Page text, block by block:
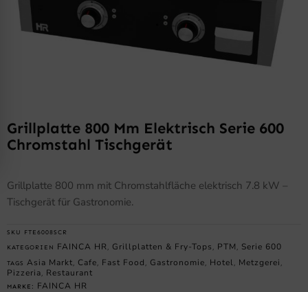
Grillplatte 800 Mm Elektrisch Serie 600
Chromstahl Tischgerät
Grillplatte 800 mm mit Chromstahlfläche elektrisch 7.8 kW –
Tischgerät für Gastronomie.
SKU FTE6008SCR
KATEGORIEN FAINCA HR Grillplatten & Fry-Tops PTM Serie 600
TAGS Asia Markt Cafe Fast Food Gastronomie Hotel Metzgerei
Pizzeria Restaurant
MARKE: FAINCA HR